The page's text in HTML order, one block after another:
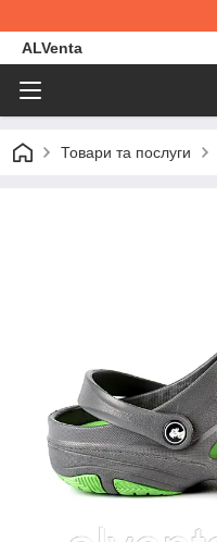
ALVenta
Товари та послуги